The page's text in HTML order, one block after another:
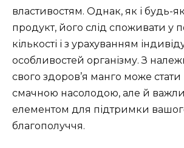
властивостям. Однак, як і будь-
продукт, його слід споживати у
кількості і з урахуванням
особливостей організму. З
свого здоров’я манго може
смачною насолодою, але й
елементом для підтримки
благополуччя.